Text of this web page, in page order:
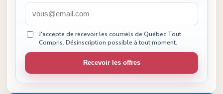
J'accepte de recevoir les courriels de Québec Tout
Compris. Désinscription possible à tout moment.
Recevoir les offres